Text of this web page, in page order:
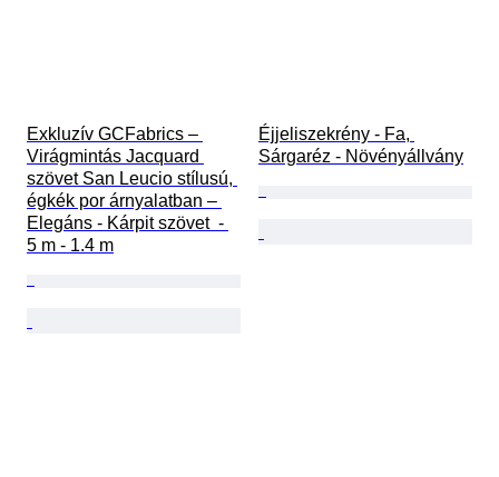
Exkluzív GCFabrics –
Virágmintás Jacquard
szövet San Leucio stílusú,
égkék por árnyalatban –
Elegáns - Kárpit szövet  -
5 m - 1.4 m
Éjjeliszekrény - Fa,
Sárgaréz - Növényállvány